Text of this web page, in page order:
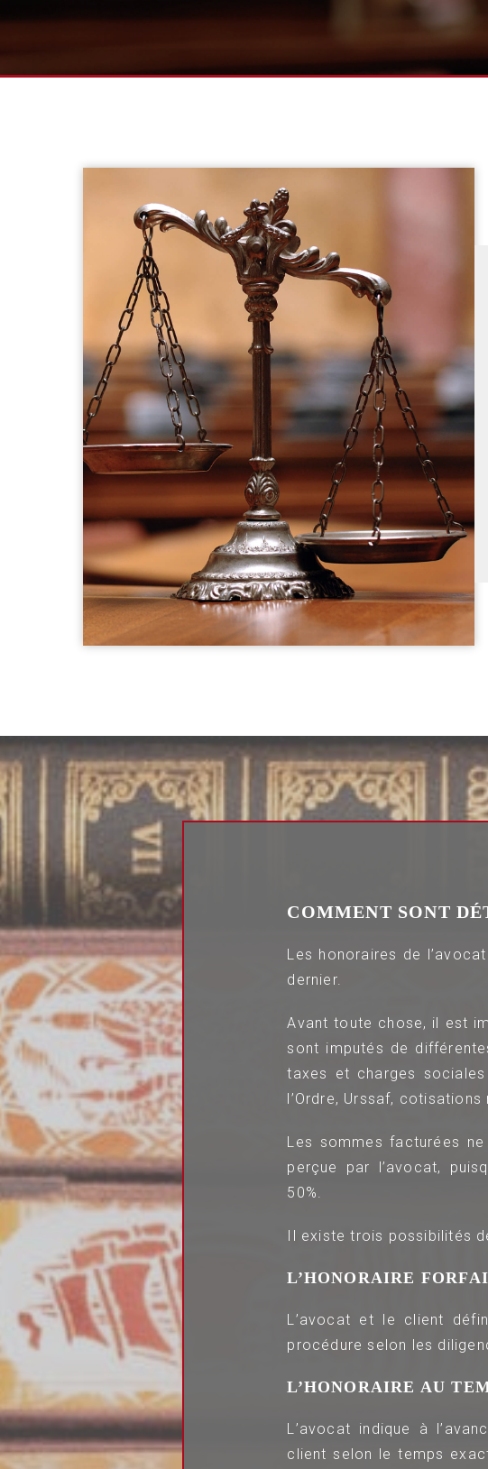
COMMENT SONT
Les honoraires de
dernier.
Avant toute chose, il est
sont imputés de
taxes et charges
l’Ordre, Urssaf,
Les sommes facturées
perçue par l’avocat,
50%.
Il existe trois possibilités
L’HONORAIRE
L’avocat et le client
procédure selon les
L’HONORAIRE AU
L’avocat indique à
client selon le temps